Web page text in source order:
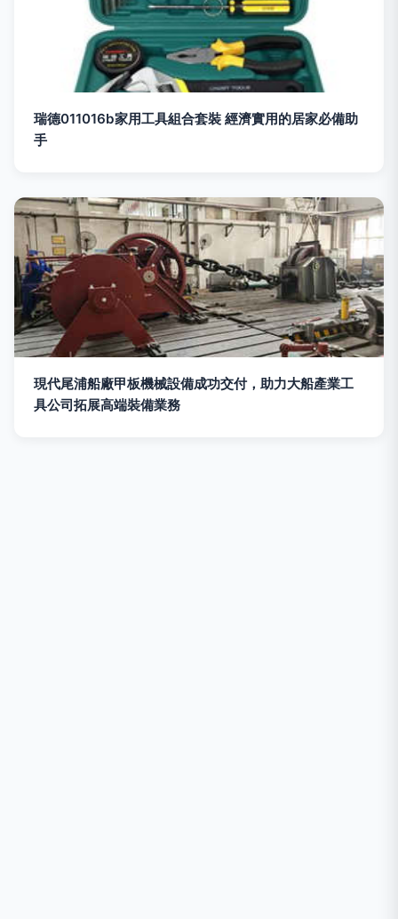
瑞德011016b家用工具組合套裝 經濟實用的居家必備助
手
現代尾浦船廠甲板機械設備成功交付，助力大船產業工
具公司拓展高端裝備業務